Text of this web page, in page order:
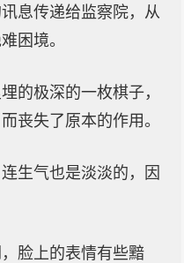
息传递给监察院，从
困境。
的极深的一枚棋子，
丧失了原本的作用。
生气也是淡淡的，因
脸上的表情有些黯